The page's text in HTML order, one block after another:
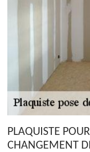
PLAQUISTE
CHANGEMENT